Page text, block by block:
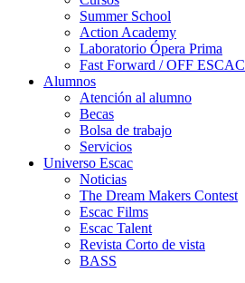
Summer School
Action Academy
Laboratorio Ópera Prima
Fast Forward / OFF ESCAC
Alumnos
Atención al alumno
Becas
Bolsa de trabajo
Servicios
Universo Escac
Noticias
The Dream Makers Contest
Escac Films
Escac Talent
Revista Corto de vista
BASS